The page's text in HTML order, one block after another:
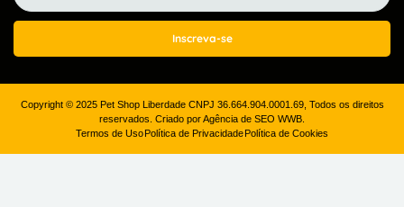
Inscreva-se
Copyright © 2025 Pet Shop Liberdade CNPJ 36.664.904.0001.69, Todos os direitos
reservados. Criado por Agência de SEO WWB.
Termos de Uso Política de Privacidade Política de Cookies